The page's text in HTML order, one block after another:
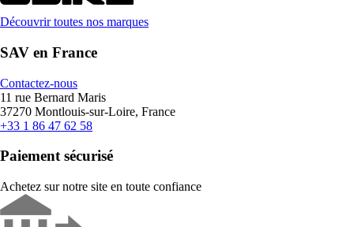
Découvrir toutes nos marques
SAV en France
Contactez-nous
11 rue Bernard Maris
37270 Montlouis-sur-Loire, France
+33 1 86 47 62 58
Paiement sécurisé
Achetez sur notre site en toute confiance